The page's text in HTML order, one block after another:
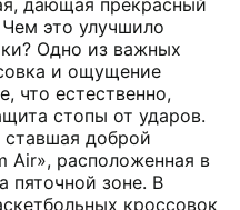
это улучшило
Одно из важных
и ощущение
что естественно,
стопы от ударов.
доброй
расположенная в
пяточной зоне. В
кроссовок